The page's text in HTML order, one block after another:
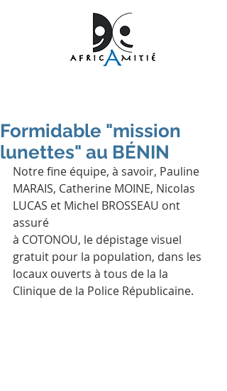
Formidable "mission
lunettes" au BÉNIN
Notre fine équipe, à savoir, Pauline
MARAIS, Catherine MOINE, Nicolas
LUCAS et Michel BROSSEAU ont
assuré
à COTONOU, le dépistage visuel
gratuit pour la population, dans les
locaux ouverts à tous de la la
Clinique de la Police Républicaine.